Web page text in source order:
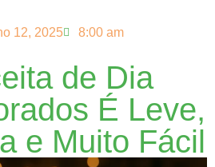
12, 2025
8:00 am
de Dia
É Leve,
e Muito Fácil